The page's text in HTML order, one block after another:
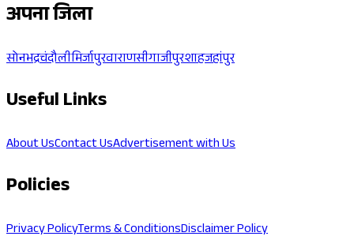
अपना जिला
सोनभद्रचंदौलीमिर्जापुरवाराणसीगाजीपुरशाहजहांपुर
Useful Links
About UsContact UsAdvertisement with Us
Policies
Privacy PolicyTerms & ConditionsDisclaimer Policy